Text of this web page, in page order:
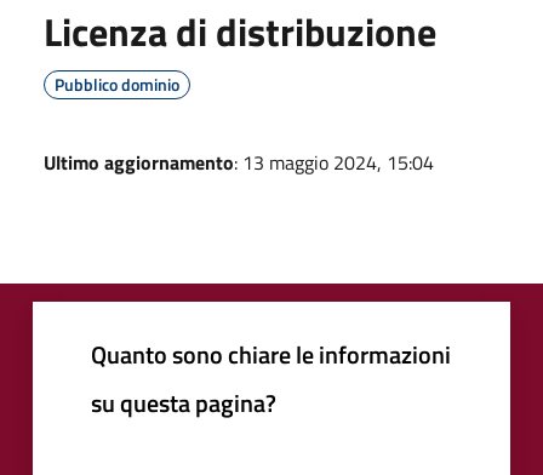
Licenza di distribuzione
Pubblico dominio
Ultimo aggiornamento: 13 maggio 2024, 15:04
Quanto sono chiare le informazioni
su questa pagina?